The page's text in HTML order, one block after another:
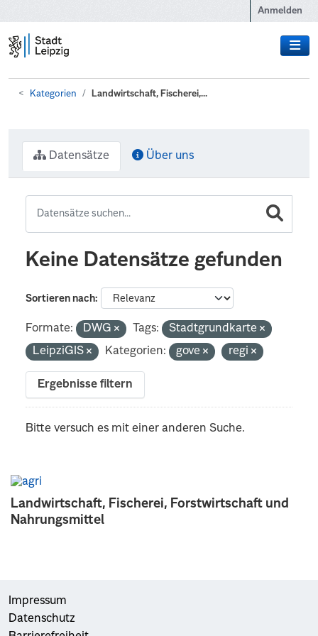
Anmelden
Kategorien Landwirtschaft, Fischerei,...
Landwirtschaft, Fischerei, Forstwirtschaft und
Nahrungsmittel
Datensätze Über uns
Keine Datensätze gefunden
Sortieren nach
Formate: DWG Tags:
Stadtgrundkarte
LeipziGIS
Kategorien: gove regi
Ergebnisse filtern
Bitte versuch es mit einer anderen Suche.
Impressum
Datenschutz